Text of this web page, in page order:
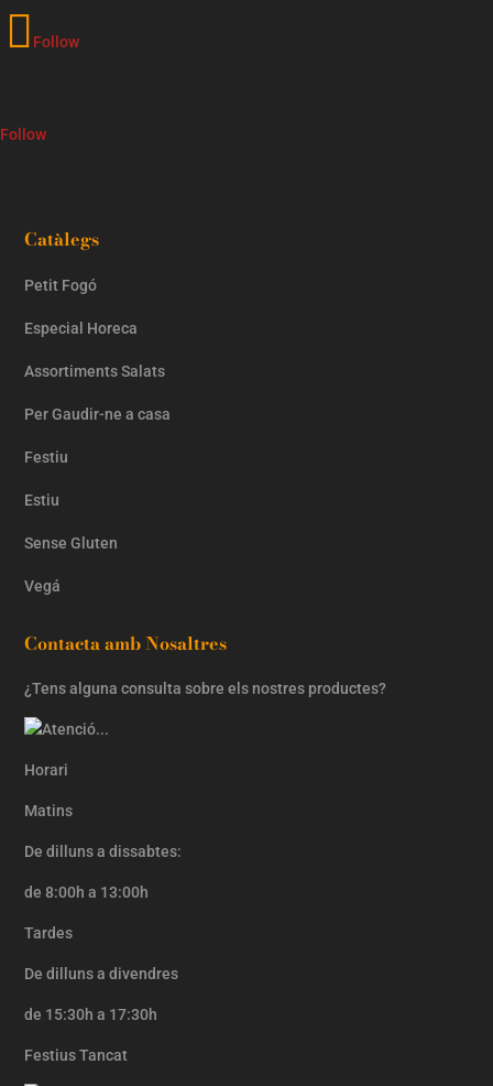
Follow
Follow
Catàlegs
Petit Fogó
Especial Horeca
Assortiments Salats
Per Gaudir-ne a casa
Festiu
Estiu
Sense Gluten
Vegá
Contacta amb Nosaltres
¿Tens alguna consulta sobre els nostres productes?
Horari
Matins
De dilluns a dissabtes:
de 8:00h a 13:00h
Tardes
De dilluns a divendres
de 15:30h a 17:30h
Festius Tancat